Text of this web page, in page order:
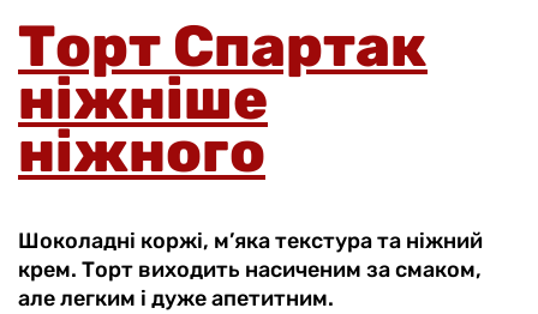
Торт Спартак
ніжніше
ніжного
Шоколадні коржі, м’яка текстура та ніжний
крем. Торт виходить насиченим за смаком,
але легким і дуже апетитним.